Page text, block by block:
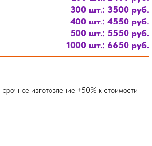
300 шт.: 3500 руб.
400 шт.: 4550 руб.
500 шт.: 5550 руб.
1000 шт.: 6650 руб.
изготовление +50% к стоимости